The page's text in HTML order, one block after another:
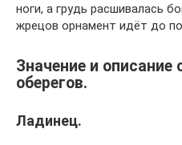
ноги, а грудь расшивалась
жрецов орнамент идёт до
Значение и описание
оберегов.
Ладинец.